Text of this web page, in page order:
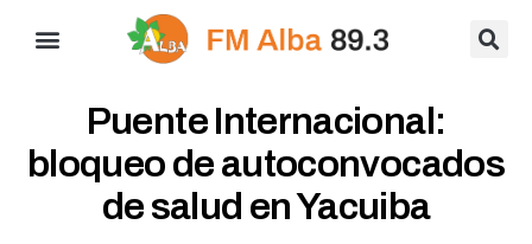
Puente Internacional:
bloqueo de autoconvocados
de salud en Yacuiba